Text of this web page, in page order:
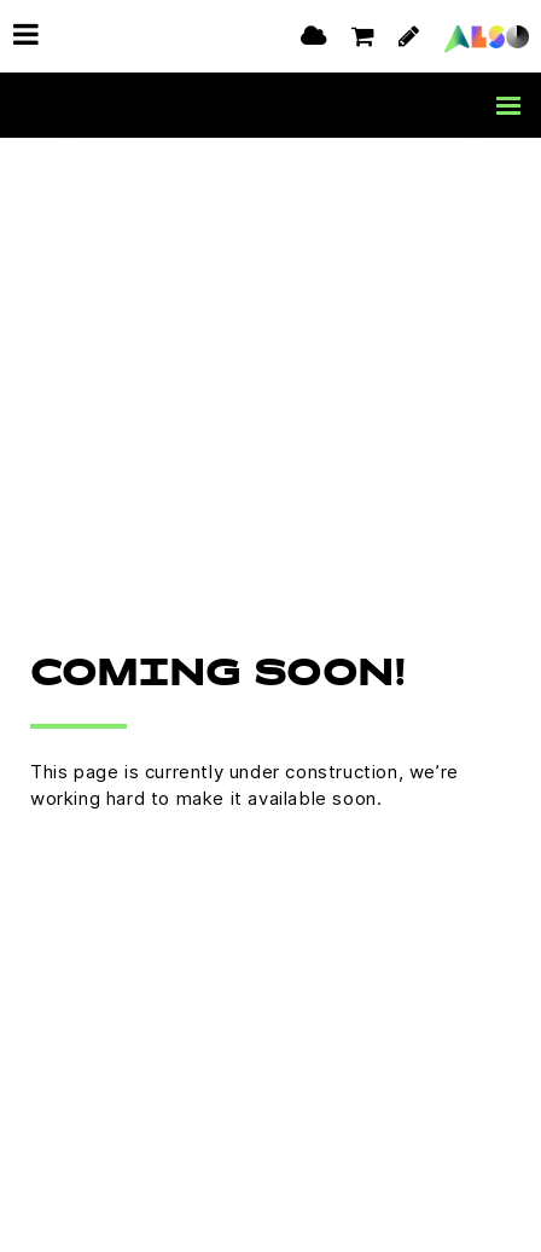
COMING SOON!
This page is currently under construction, we’re
working hard to make it available soon.